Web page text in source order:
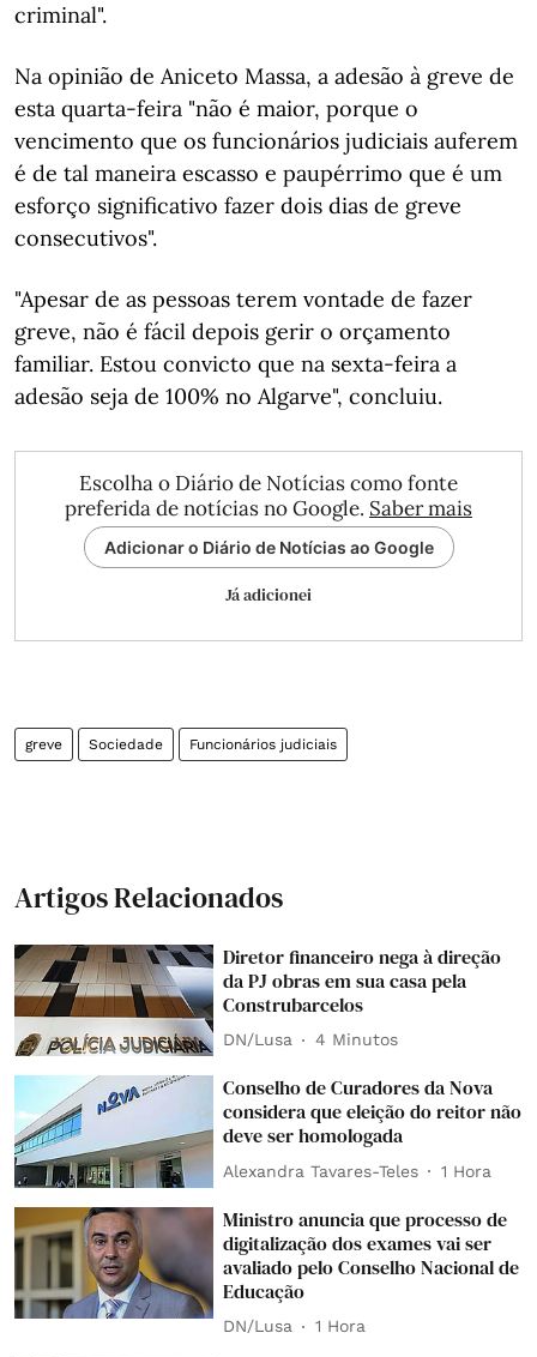
criminal".
Na opinião de Aniceto Massa, a adesão à greve de
esta quarta-feira "não é maior, porque o
vencimento que os funcionários judiciais auferem
é de tal maneira escasso e paupérrimo que é um
esforço significativo fazer dois dias de greve
consecutivos".
"Apesar de as pessoas terem vontade de fazer
greve, não é fácil depois gerir o orçamento
familiar. Estou convicto que na sexta-feira a
adesão seja de 100% no Algarve", concluiu.
Escolha o Diário de Notícias como fonte
preferida de notícias no Google. Saber mais
Adicionar o Diário de Notícias ao Google
Já adicionei
greve Sociedade Funcionários judiciais
Artigos Relacionados
Diretor financeiro nega à direção
da PJ obras em sua casa pela
Construbarcelos
DN/Lusa 4 Minutos
Conselho de Curadores da Nova
considera que eleição do reitor não
deve ser homologada
Alexandra Tavares-Teles 1 Hora
Ministro anuncia que processo de
digitalização dos exames vai ser
avaliado pelo Conselho Nacional de
Educação
DN/Lusa 1 Hora